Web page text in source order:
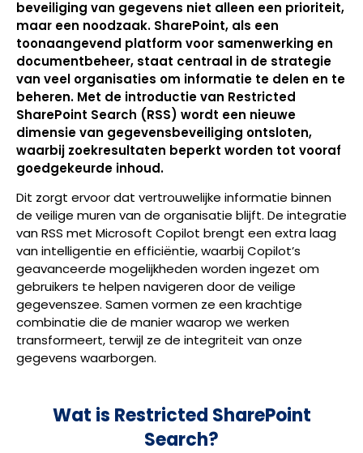
beveiliging van gegevens niet alleen een prioriteit,
maar een noodzaak. SharePoint, als een
toonaangevend platform voor samenwerking en
documentbeheer, staat centraal in de strategie
van veel organisaties om informatie te delen en te
beheren. Met de introductie van Restricted
SharePoint Search (RSS) wordt een nieuwe
dimensie van gegevensbeveiliging ontsloten,
waarbij zoekresultaten beperkt worden tot vooraf
goedgekeurde inhoud.
Dit zorgt ervoor dat vertrouwelijke informatie binnen
de veilige muren van de organisatie blijft. De integratie
van RSS met Microsoft Copilot brengt een extra laag
van intelligentie en efficiëntie, waarbij Copilot’s
geavanceerde mogelijkheden worden ingezet om
gebruikers te helpen navigeren door de veilige
gegevenszee. Samen vormen ze een krachtige
combinatie die de manier waarop we werken
transformeert, terwijl ze de integriteit van onze
gegevens waarborgen.
Wat is Restricted SharePoint
Search?